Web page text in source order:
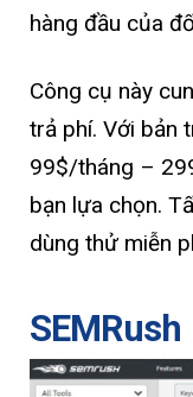
hàng đầu của
Công cụ này
trả phí. Với bản
99$/tháng –
bạn lựa chọn.
dùng thử miễn
SEMRush